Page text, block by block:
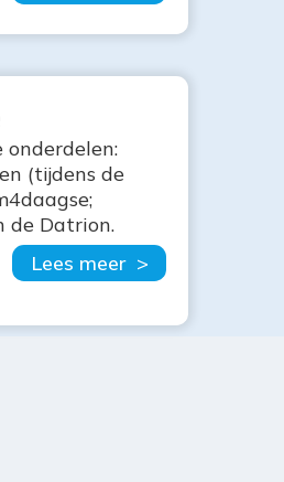
(tijdens de
de Datrion.
Lees meer >